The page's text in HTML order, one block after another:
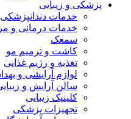
پزشکی و زیبایی
خدمات دندانپزشکی
خدمات درمانی و
سمعک
کاشت و ترمیم مو
تغذیه و رژیم غذایی
لوازم آرایشی و
سالن آرایش و
کلینیک زیبایی
تجهیزات پزشکی